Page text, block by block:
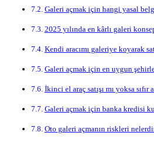
Galeri açmak için hangi yasal
2025 yılında en kârlı galeri
Kendi aracımı galeriye koyarak
Galeri açmak için en uygun
İkinci el araç satışı mı yoksa sıfır
Galeri açmak için banka kredisi
Oto galeri açmanın riskleri